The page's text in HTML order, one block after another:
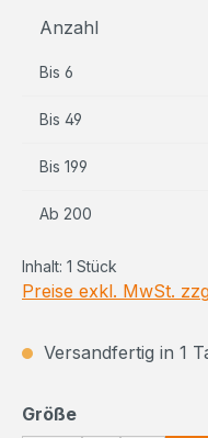
Anzahl
Bis 6
Bis 49
Bis 199
Ab 200
Inhalt: 1 Stück
Preise exkl. MwSt.
Versandfertig in 1
Größeauswählen